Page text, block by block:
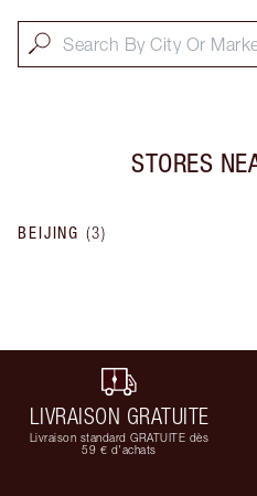
STORES
BEIJING (3)
LIVRAISON GRATUITE
Livraison standard GRATUITE dès
59 € d'achats